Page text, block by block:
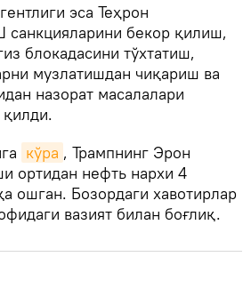
эса Теҳрон
бекор қилиш,
блокадасини тўхтатиш,
музлатишдан чиқариш ва
назорат масалалари
кўра , Трампнинг Эрон
ортидан нефть нархи 4
ошган. Бозордаги хавотирлар
вазият билан боғлиқ.